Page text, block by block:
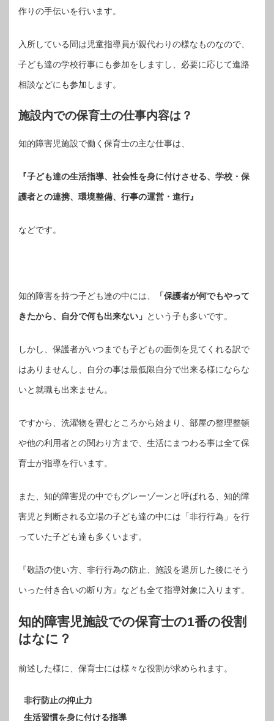
作りの手伝いを行います。
入所している間は児童指導員が親代わりの様なものなので、
子ども達の学校行事にも参加をしますし、必要に応じて進路
相談などにも参加します。
施設内での保育士の仕事内容は？
知的障害児施設で働く保育士の主な仕事は、
『子ども達の生活指導、社会性を身に付けさせる、学校・保
護者との連携、環境整備、行事の運営・進行』
などです。
知的障害を持つ子ども達の中には、 「保護者が何でもやって
きたから、自分で何も出来ない」 という子も多いです。
しかし、保護者がいつまでも子どもの面倒を見てくれる訳で
はありませんし、自分の事は最低限自分で出来る様にならな
いと就職も出来ません。
ですから、洗濯物を畳むところから始まり、部屋の整理整頓
や他の利用者との関わり方まで、生活にまつわる事は全て保
育士が指導を行います。
また、知的障害児の中でもグレーゾーンと呼ばれる、知的障
害児と判断される立場の子ども達の中には「非行行為」を行
っていた子ども達も多くいます。
『敬語の使い方、非行行為の防止、施設を退所した後にそう
いった付き合いの断り方』なども全て指導対象に入ります。
知的障害児施設での保育士の1番の役割
はなに？
前述した様に、保育士には様々な役割が求められます。
非行防止の抑止力
生活習慣を身に付ける指導